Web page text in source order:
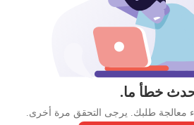
خطأ ما.
معالجة طلبك. يرجى التحقق مرة أخرى.